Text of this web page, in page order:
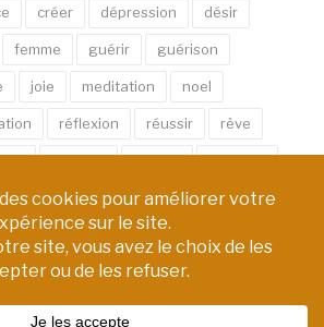
créer dépression désir
femme guérir guérison
joie meditation noel
réflexion réussir rêve
spirituel succès thérapie
énergie équilibre
Thème Fashify parFRT